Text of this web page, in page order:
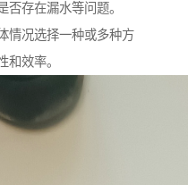
存在漏水等问题。
情况选择一种或多种方
和效率。